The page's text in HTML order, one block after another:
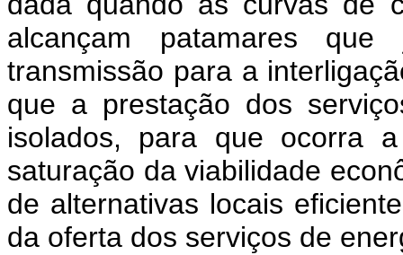
alcançam patamares que
transmissão para a
que a prestação dos
isolados, para que ocorra
saturação da viabilidade
de alternativas locais
da oferta dos serviços de